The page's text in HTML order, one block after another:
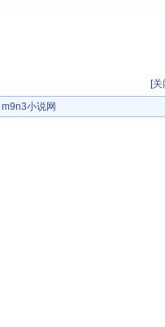
[关
m9n3小说网